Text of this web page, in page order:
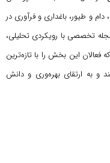
و طیور، باغداری و فرآوری در
تخصصی با رویکردی تحلیلی،
فعالان این بخش را با تازه‌ترین
و به ارتقای بهره‌وری و دانش